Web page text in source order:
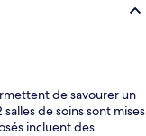
de savourer un
de soins sont mises
incluent des